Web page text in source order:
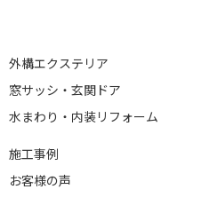
外構エクステリア
窓サッシ・玄関ドア
水まわり・内装リフォーム
施工事例
お客様の声